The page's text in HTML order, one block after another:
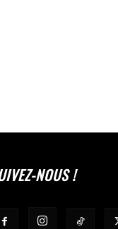
NOUS !